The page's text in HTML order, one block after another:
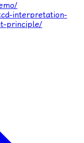
interpretation-
principle/